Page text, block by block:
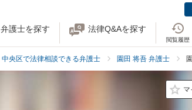
弁護士を探す 法律Q&Aを探す
閲覧履歴
中央区で法律相談できる弁護士 園田 将吾 弁護士
マ